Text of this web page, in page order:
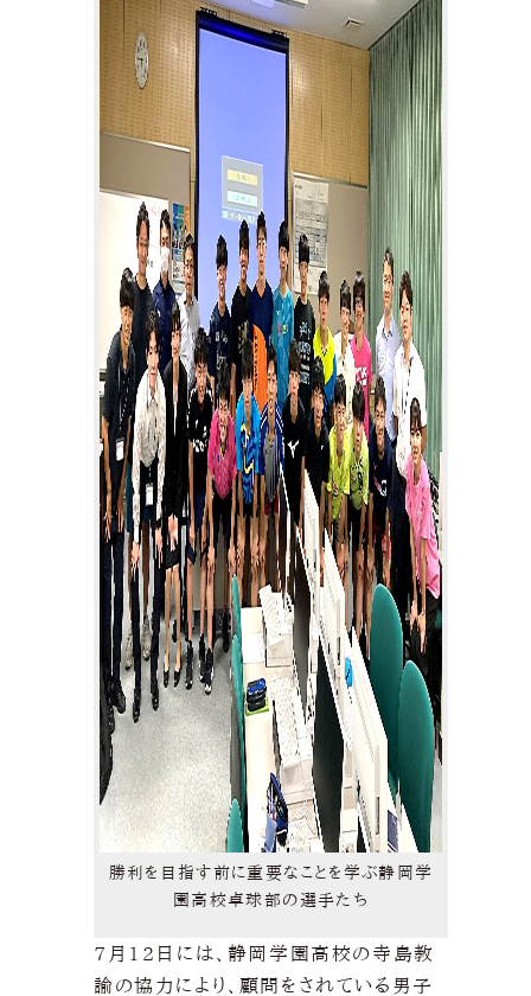
勝利を目指す前に重要なことを学ぶ静岡学
園高校卓球部の選手たち
7月12日には、静岡学園高校の寺島教
諭の協力により、顧問をされている男子